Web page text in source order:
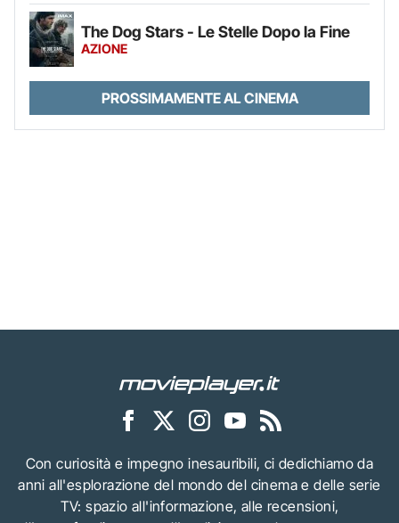
The Dog Stars - Le Stelle Dopo la Fine
AZIONE
PROSSIMAMENTE AL CINEMA
Con curiosità e impegno inesauribili, ci dedichiamo da
anni all'esplorazione del mondo del cinema e delle serie
TV: spazio all'informazione, alle recensioni,